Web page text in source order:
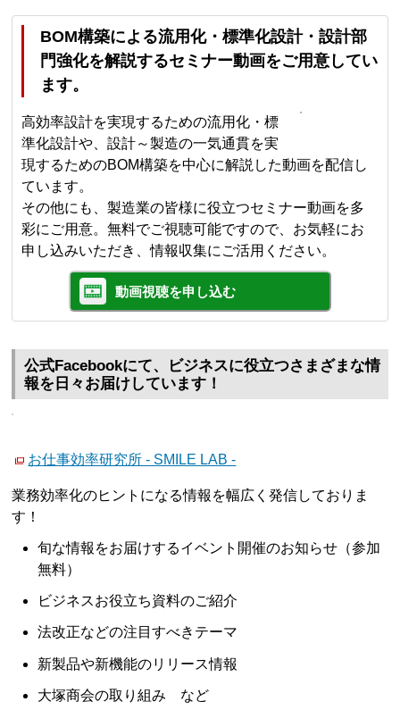
BOM構築による流用化・標準化設計・設計部
門強化を解説するセミナー動画をご用意してい
ます。
高効率設計を実現するための流用化・標
準化設計や、設計～製造の一気通貫を実
現するためのBOM構築を中心に解説した動画を配信し
ています。
その他にも、製造業の皆様に役立つセミナー動画を多
彩にご用意。無料でご視聴可能ですので、お気軽にお
申し込みいただき、情報収集にご活用ください。
動画視聴を申し込む
公式Facebookにて、ビジネスに役立つさまざまな情
報を日々お届けしています！
お仕事効率研究所 - SMILE LAB -
業務効率化のヒントになる情報を幅広く発信しておりま
す！
旬な情報をお届けするイベント開催のお知らせ（参加
無料）
ビジネスお役立ち資料のご紹介
法改正などの注目すべきテーマ
新製品や新機能のリリース情報
大塚商会の取り組み など